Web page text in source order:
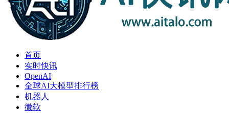
首页
实时快讯
OpenAI
全球AI大模型排行榜
机器人
微软